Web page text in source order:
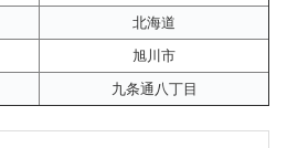
北海道
旭川市
九条通八丁目